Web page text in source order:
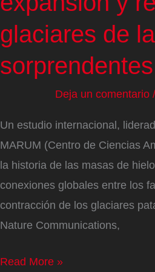
glaciares de
Deja un comentario /
Un estudio internacional,
MARUM (Centro de Ciencias
la historia de las masas de
conexiones globales entre los
contracción de los glaciares
Nature Communications,
Reconstruyen
Read More »